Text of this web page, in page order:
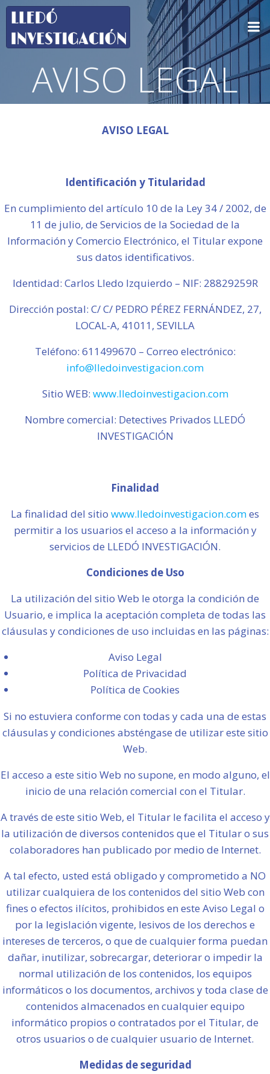
Saltar
contenido
AVISO LEGAL
AVISO LEGAL
Identificación y Titularidad
En cumplimiento del artículo 10 de la Ley 34 / 2002, de
11 de julio, de Servicios de la Sociedad de la
Información y Comercio Electrónico, el Titular expone
sus datos identificativos.
Identidad: Carlos Lledo Izquierdo – NIF: 28829259R
Dirección postal: C/ C/ PEDRO PÉREZ FERNÁNDEZ, 27,
LOCAL-A, 41011, SEVILLA
Teléfono: 611499670 – Correo electrónico:
info@lledoinvestigacion.com
Sitio WEB: www.lledoinvestigacion.com
Nombre comercial: Detectives Privados LLEDÓ
INVESTIGACIÓN
Finalidad
La finalidad del sitio www.lledoinvestigacion.comes
permitir a los usuarios el acceso a la información y
servicios de LLEDÓ INVESTIGACIÓN.
Condiciones de Uso
La utilización del sitio Web le otorga la condición de
Usuario, e implica la aceptación completa de todas las
cláusulas y condiciones de uso incluidas en las páginas:
Aviso Legal
Política de Privacidad
Política de Cookies
Si no estuviera conforme con todas y cada una de estas
cláusulas y condiciones absténgase de utilizar este sitio
Web.
El acceso a este sitio Web no supone, en modo alguno, el
inicio de una relación comercial con el Titular.
A través de este sitio Web, el Titular le facilita el acceso y
la utilización de diversos contenidos que el Titular o sus
colaboradores han publicado por medio de Internet.
A tal efecto, usted está obligado y comprometido a NO
utilizar cualquiera de los contenidos del sitio Web con
fines o efectos ilícitos, prohibidos en este Aviso Legal o
por la legislación vigente, lesivos de los derechos e
intereses de terceros, o que de cualquier forma puedan
dañar, inutilizar, sobrecargar, deteriorar o impedir la
normal utilización de los contenidos, los equipos
informáticos o los documentos, archivos y toda clase de
contenidos almacenados en cualquier equipo
informático propios o contratados por el Titular, de
otros usuarios o de cualquier usuario de Internet.
Medidas de seguridad